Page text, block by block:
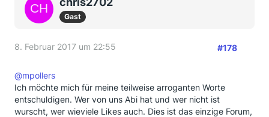
Gast
8. Februar 2017 um 22:55 #178
@mpollers
Ich möchte mich für meine teilweise arroganten Worte
entschuldigen. Wer von uns Abi hat und wer nicht ist
wurscht, wer wieviele Likes auch. Dies ist das einzige Forum,